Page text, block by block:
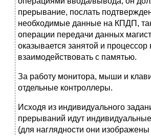
прерывание, послать
необходимые данные на КПДП,
операции передачи данных
оказывается занятой и процессор
взаимодействовать с памятью.
За работу монитора, мыши и
отдельные контроллеры.
Исходя из индивидуального
прерываний идут
(для наглядности они